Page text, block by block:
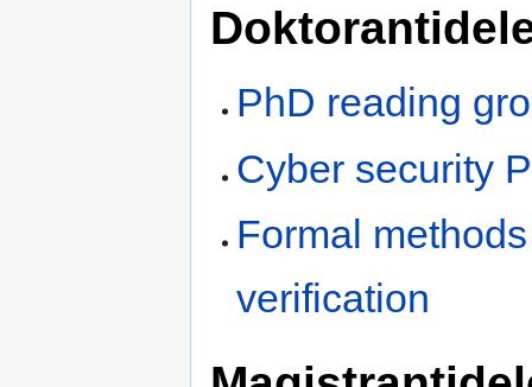
PhD reading
Cyber security
Formal
verification